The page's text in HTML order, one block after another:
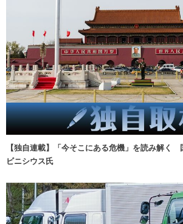
【独自連載】「今そこにある危機」を読み解く
ビニシウス氏